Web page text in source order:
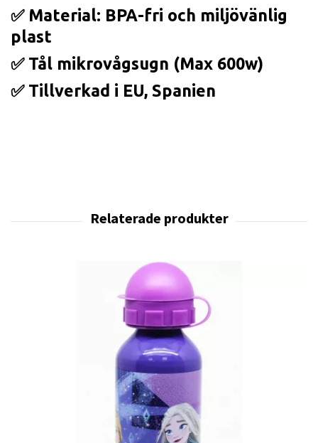
✅ Material: BPA-fri och miljövänlig
plast
✅ Tål mikrovågsugn (Max 600w)
✅ Tillverkad i EU, Spanien